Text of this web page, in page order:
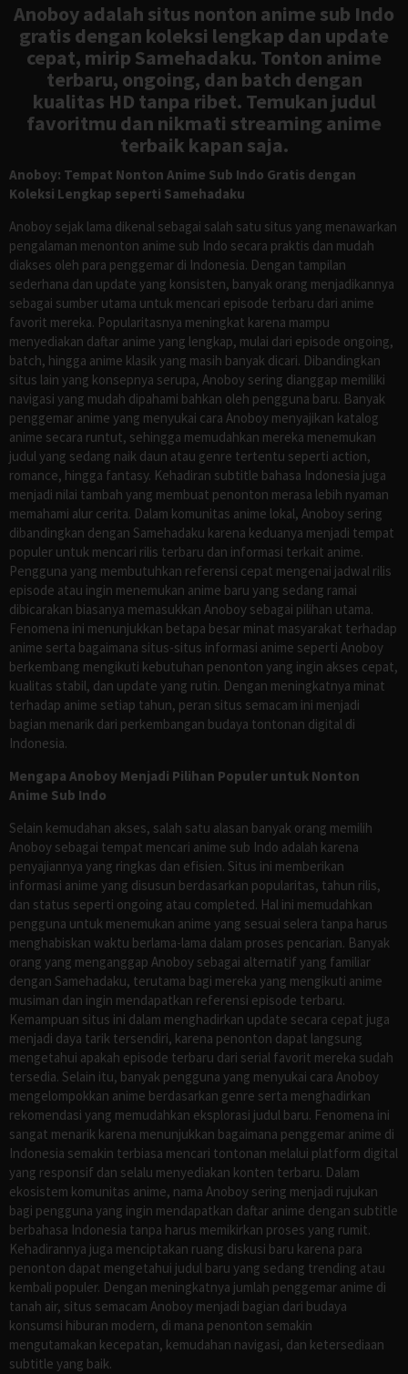
Anoboy adalah situs nonton anime sub Indo
gratis dengan koleksi lengkap dan update
cepat, mirip Samehadaku. Tonton anime
terbaru, ongoing, dan batch dengan
kualitas HD tanpa ribet. Temukan judul
favoritmu dan nikmati streaming anime
terbaik kapan saja.
Anoboy: Tempat Nonton Anime Sub Indo Gratis dengan
Koleksi Lengkap seperti Samehadaku
Anoboy sejak lama dikenal sebagai salah satu situs yang menawarkan
pengalaman menonton anime sub Indo secara praktis dan mudah
diakses oleh para penggemar di Indonesia. Dengan tampilan
sederhana dan update yang konsisten, banyak orang menjadikannya
sebagai sumber utama untuk mencari episode terbaru dari anime
favorit mereka. Popularitasnya meningkat karena mampu
menyediakan daftar anime yang lengkap, mulai dari episode ongoing,
batch, hingga anime klasik yang masih banyak dicari. Dibandingkan
situs lain yang konsepnya serupa, Anoboy sering dianggap memiliki
navigasi yang mudah dipahami bahkan oleh pengguna baru. Banyak
penggemar anime yang menyukai cara Anoboy menyajikan katalog
anime secara runtut, sehingga memudahkan mereka menemukan
judul yang sedang naik daun atau genre tertentu seperti action,
romance, hingga fantasy. Kehadiran subtitle bahasa Indonesia juga
menjadi nilai tambah yang membuat penonton merasa lebih nyaman
memahami alur cerita. Dalam komunitas anime lokal, Anoboy sering
dibandingkan dengan Samehadaku karena keduanya menjadi tempat
populer untuk mencari rilis terbaru dan informasi terkait anime.
Pengguna yang membutuhkan referensi cepat mengenai jadwal rilis
episode atau ingin menemukan anime baru yang sedang ramai
dibicarakan biasanya memasukkan Anoboy sebagai pilihan utama.
Fenomena ini menunjukkan betapa besar minat masyarakat terhadap
anime serta bagaimana situs-situs informasi anime seperti Anoboy
berkembang mengikuti kebutuhan penonton yang ingin akses cepat,
kualitas stabil, dan update yang rutin. Dengan meningkatnya minat
terhadap anime setiap tahun, peran situs semacam ini menjadi
bagian menarik dari perkembangan budaya tontonan digital di
Indonesia.
Mengapa Anoboy Menjadi Pilihan Populer untuk Nonton
Anime Sub Indo
Selain kemudahan akses, salah satu alasan banyak orang memilih
Anoboy sebagai tempat mencari anime sub Indo adalah karena
penyajiannya yang ringkas dan efisien. Situs ini memberikan
informasi anime yang disusun berdasarkan popularitas, tahun rilis,
dan status seperti ongoing atau completed. Hal ini memudahkan
pengguna untuk menemukan anime yang sesuai selera tanpa harus
menghabiskan waktu berlama-lama dalam proses pencarian. Banyak
orang yang menganggap Anoboy sebagai alternatif yang familiar
dengan Samehadaku, terutama bagi mereka yang mengikuti anime
musiman dan ingin mendapatkan referensi episode terbaru.
Kemampuan situs ini dalam menghadirkan update secara cepat juga
menjadi daya tarik tersendiri, karena penonton dapat langsung
mengetahui apakah episode terbaru dari serial favorit mereka sudah
tersedia. Selain itu, banyak pengguna yang menyukai cara Anoboy
mengelompokkan anime berdasarkan genre serta menghadirkan
rekomendasi yang memudahkan eksplorasi judul baru. Fenomena ini
sangat menarik karena menunjukkan bagaimana penggemar anime di
Indonesia semakin terbiasa mencari tontonan melalui platform digital
yang responsif dan selalu menyediakan konten terbaru. Dalam
ekosistem komunitas anime, nama Anoboy sering menjadi rujukan
bagi pengguna yang ingin mendapatkan daftar anime dengan subtitle
berbahasa Indonesia tanpa harus memikirkan proses yang rumit.
Kehadirannya juga menciptakan ruang diskusi baru karena para
penonton dapat mengetahui judul baru yang sedang trending atau
kembali populer. Dengan meningkatnya jumlah penggemar anime di
tanah air, situs semacam Anoboy menjadi bagian dari budaya
konsumsi hiburan modern, di mana penonton semakin
mengutamakan kecepatan, kemudahan navigasi, dan ketersediaan
subtitle yang baik.